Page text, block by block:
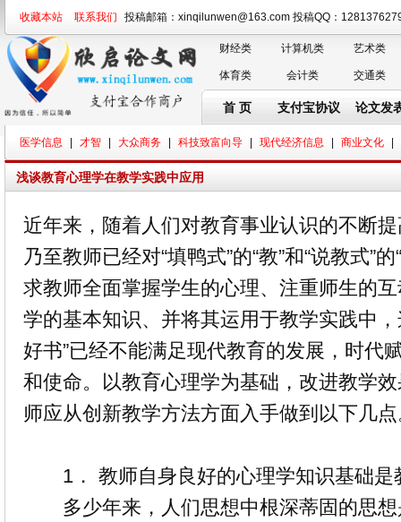
收藏本站 联系我们 投稿邮箱：xinqilunwen@163.com 投稿QQ：
财经类 计算机类 艺术类
体育类 会计类 交通类
首 页 支付宝协议 论文发
医学信息 才智 大众商务 科技致富向导 现代经济信息 商业文化
浅谈教育心理学在教学实践中应用
近年来，随着人们对教育事业认识的不断
乃至教师已经对“填鸭式”的“教”和“说教式”
求教师全面掌握学生的心理、注重师生的
学的基本知识、并将其运用于教学实践中
好书”已经不能满足现代教育的发展，时代
和使命。以教育心理学为基础，改进教学
师应从创新教学方法方面入手做到以下几
1． 教师自身良好的心理学知识基础是
多少年来，人们思想中根深蒂固的思想